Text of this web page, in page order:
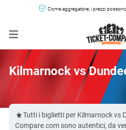
Come aggregatore, i prezzi
Kilmarnock vs
Tutti i biglietti per Kilmarnock vs
Compare.com sono autentici, da